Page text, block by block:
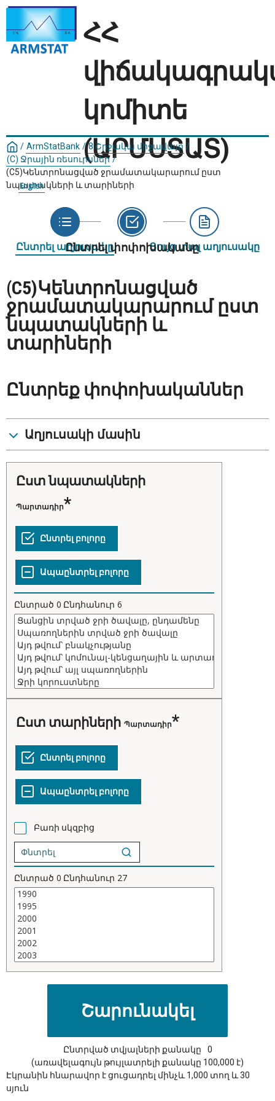
ՀՀ
կոմիտե
(ԱՐՄՍՏԱՏ)
English
/ ArmStatBank / 8 Շրջակա միջավայր /
(C) Ջրային ռեսուրսներ /
(C5)Կենտրոնացված ջրամատակարարում ըստ
նպատակների և տարիների
Ընտրել աղյուսակըԸնտրել փոփոխականըՑույց տալ աղյուսակը
(C5)Կենտրոնացված
ջրամատակարարում ըստ
նպատակների և
տարիների
Ընտրեք փոփոխականներ
Աղյուսակի մասին
ըստ նպատակների
Պարտադիր
Ընտրած 0 Ընդհանուր 6
ըստ տարիների Պարտադիր
Բառի սկզբից
Ընտրած 0 Ընդհանուր 27
Ընտրված տվյալների քանակը
0
(առավելագույն թույլատրելի քանակը 100,000 է)
Էկրանին հնարավոր է ցուցադրել մինչև 1,000 տող և 30
սյուն